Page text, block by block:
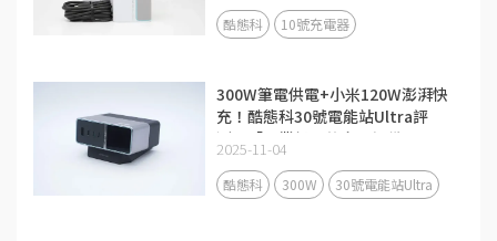
酷態科 10號充電器
300W筆電供電+小米120W澎湃快
充！酷態科30號電能站Ultra評
測：「畢業級」的充電設備
2025-11-04
酷態科 300W 30號電能站Ultra